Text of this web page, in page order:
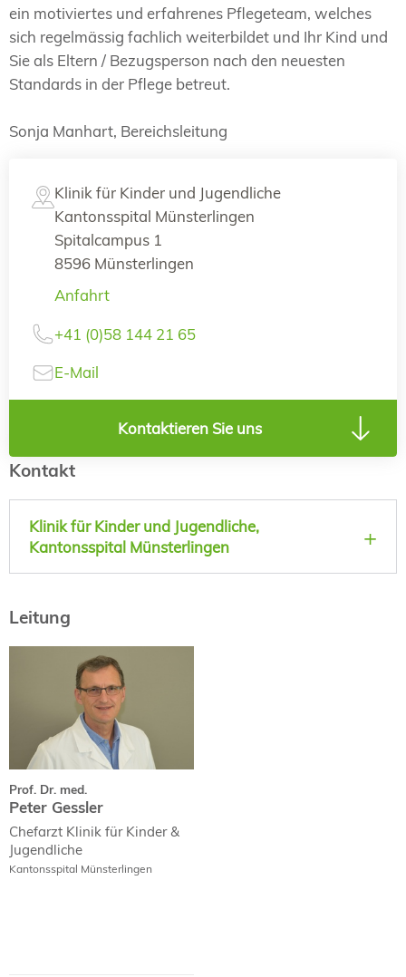
ein motiviertes und erfahrenes Pflegeteam, welches
sich regelmässig fachlich weiterbildet und Ihr Kind und
Sie als Eltern / Bezugsperson nach den neuesten
Standards in der Pflege betreut.
Sonja Manhart, Bereichsleitung
Klinik für Kinder und Jugendliche
Kantonsspital Münsterlingen
Spitalcampus 1
8596 Münsterlingen
Anfahrt
+41 (0)58 144 21 65
E-Mail
Kontaktieren Sie uns
Kontakt
Klinik für Kinder und Jugendliche,
Kantonsspital Münsterlingen
Leitung
Prof. Dr. med.
Peter Gessler
Chefarzt Klinik für Kinder &
Jugendliche
Kantonsspital Münsterlingen
Prof. Dr. med.
Peter Gessler
Curriculum Vitae